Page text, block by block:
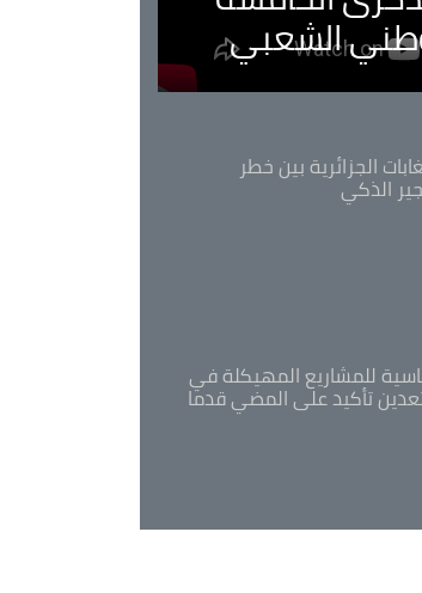
الشعبي
الجزائرية بين خطر
الذكي
للمشاريع المهيكلة في
تأكيد على المضي قدما